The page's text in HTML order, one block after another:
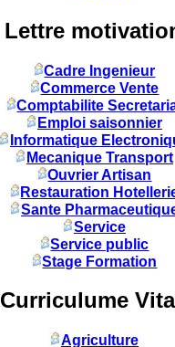
Lettre
Cadre Ingenieur
Commerce Vente
Comptabilite
Emploi saisonnier
Informatique
Mecanique Transport
Ouvrier Artisan
Restauration
Sante
Service
Service public
Stage Formation
Curriculume
Agriculture